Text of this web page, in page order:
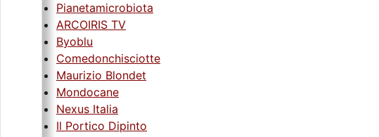
Pianetamicrobiota
ARCOIRIS TV
Byoblu
Comedonchisciotte
Maurizio Blondet
Mondocane
Nexus Italia
Il Portico Dipinto